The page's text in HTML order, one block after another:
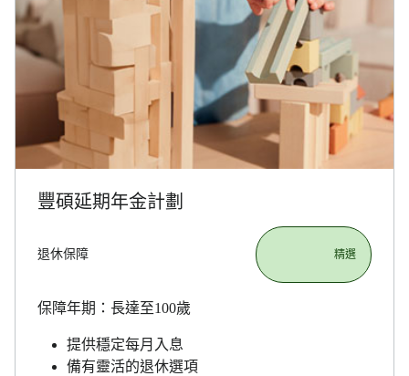
豐碩延期年金計劃
退休保障
保障年期：長達至100歲
提供穩定每月入息
備有靈活的退休選項